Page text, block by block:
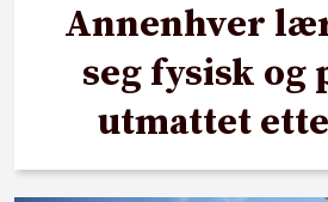
Annenhver
seg fysisk og
utmattet